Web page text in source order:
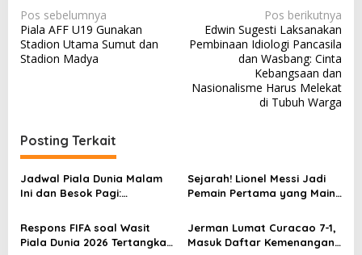
N
a
v
s
i
p
o
s
Pos sebelumnya
Piala AFF U19 Gunakan
Stadion Utama Sumut dan
Stadion Madya
Pos berikutnya
Edwin Sugesti Laksanakan
Pembinaan Idiologi Pancasila
dan Wasbang: Cinta
Kebangsaan dan
Nasionalisme Harus Melekat
di Tubuh Warga
Posting Terkait
Jadwal Piala Dunia Malam
Ini dan Besok Pagi:
Sejarah! Lionel Messi Jadi
Pemain Pertama yang Main
Respons FIFA soal Wasit
Piala Dunia 2026 Tertangkap
Jerman Lumat Curacao 7-1,
Masuk Daftar Kemenangan